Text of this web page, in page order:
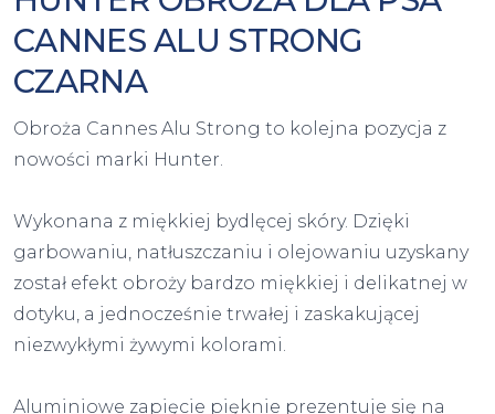
CANNES ALU STRONG
CZARNA
Obroża Cannes Alu Strong to kolejna pozycja z
nowości marki Hunter.
Wykonana z miękkiej bydlęcej skóry. Dzięki
garbowaniu, natłuszczaniu i olejowaniu uzyskany
został efekt obroży bardzo miękkiej i delikatnej w
dotyku, a jednocześnie trwałej i zaskakującej
niezwykłymi żywymi kolorami.
Aluminiowe zapięcie pięknie prezentuje się na